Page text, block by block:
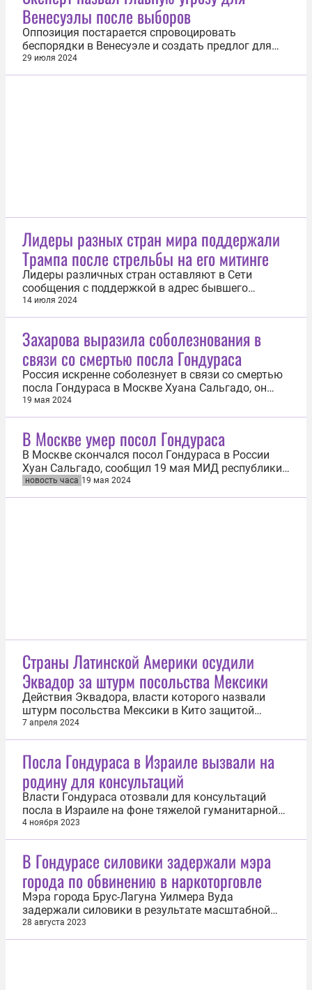
Отмечается, что в городе Агуадилье в...
Венесуэлы после выборов
Оппозиция постарается спровоцировать
беспорядки в Венесуэле и создать предлог для
продления мер экономического принуждения
против этой страны. Такое мнение 29 июля
29 июля 2024
Лидеры разных стран мира поддержали
Трампа после стрельбы на его митинге
Лидеры различных стран оставляют в Сети
сообщения с поддержкой в адрес бывшего
президента США Дональда Трампа, который
получил ранение в результате стрельбы на своём
отмечает, что с обращением по этом поводу
выступили премьер-министр Израиля Биньямин...
14 июля 2024
Захарова выразила соболезнования в
связи со смертью посла Гондураса
Россия искренне соболезнует в связи со смертью
посла Гондураса в Москве Хуана Сальгадо, он
внёс большой вклад в развитие сотрудничества
двух стран. Об этом 19 мая заявила официальный
Мария Захарова. «Выражаем искренние
соболезнования в связи с кончиной...
19 мая 2024
В Москве умер посол Гондураса
В Москве скончался посол Гондураса в России
Хуан Сальгадо, сообщил 19 мая МИД республики
в социальной сети X. «МИД Гондураса глубоко
сожалеет о смерти Хуана Рамона Эльвира
новость часа 19 мая 2024
Страны Латинской Америки осудили
Эквадор за штурм посольства Мексики
Действия Эквадора, власти которого назвали
штурм посольства Мексики в Кито защитой
собственного суверенитета, осудили Аргентина,
Боливия, Бразилия и другие страны Латинской
Организация американских государств. Об этом 6
апреля заявили представители властей этих...
7 апреля 2024
Посла Гондураса в Израиле вызвали на
родину для консультаций
Власти Гондураса отозвали для консультаций
посла в Израиле на фоне тяжелой гуманитарной
ситуации в секторе Газа. Об этом 3 ноября
сообщила The Jerusalem Post со ссылкой на
латиноамериканской страны. «Учитывая тяжёлую
гуманитарную ситуацию, в которой находится...
4 ноября 2023
В Гондурасе силовики задержали мэра
города по обвинению в наркоторговле
Мэра города Брус-Лагуна Уилмера Вуда
задержали силовики в результате масштабной
операции против наркоторговли в Гондурасе. Об
этом 27 августа сообщает пресс-служба
28 августа 2023